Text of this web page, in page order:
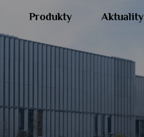
Produkty Aktuality